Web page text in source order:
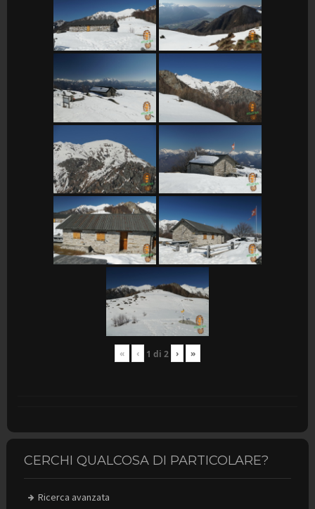
« ‹ 1 di 2 › »
CERCHI QUALCOSA DI PARTICOLARE?
Ricerca avanzata